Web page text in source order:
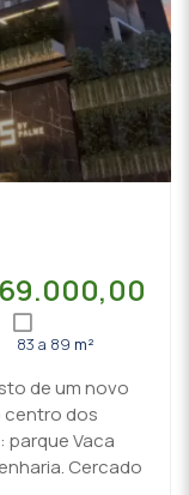
83 a 89 m²
de um novo
centro dos
parque Vaca
Cercado